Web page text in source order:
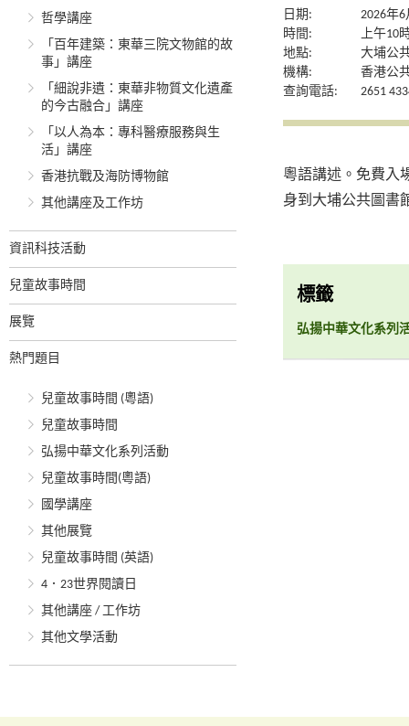
哲學講座
「百年建築：東華三院文物館的故
事」講座
「細說非遺：東華非物質文化遺產
的今古融合」講座
「以人為本：專科醫療服務與生
活」講座
香港抗戰及海防博物館
其他講座及工作坊
資訊科技活動
兒童故事時間
展覽
熱門題目
兒童故事時間 (粵語)
兒童故事時間
弘揚中華文化系列活動
兒童故事時間(粵語)
國學講座
其他展覽
兒童故事時間 (英語)
4．23世界閱讀日
其他講座 / 工作坊
其他文學活動
日期:
2026年
時間:
上午10
地點:
大埔公
機構:
香港公
查詢電話:
2651
粵語講述。免費入
身到大埔公共圖書
標籤
弘揚中華文化系列